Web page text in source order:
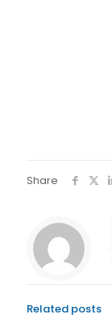
Share
Related posts